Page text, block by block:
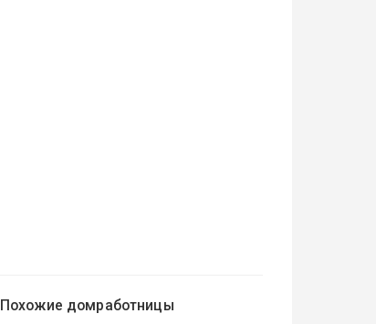
Похожие домработницы